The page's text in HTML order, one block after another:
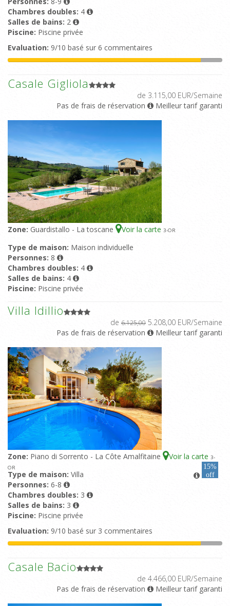
Chambres doubles: 4
Salles de bains: 2
Piscine: Piscine privée
Evaluation: 9/10 basé sur 6 commentaires
Casale Gigliola
de 3.115,00 EUR/Semaine
Pas de frais de réservation
Meilleur tarif garanti
Zone: Guardistallo - La toscane Voir la carte 3-OR
Type de maison: Maison individuelle
Personnes: 8
Chambres doubles: 4
Salles de bains: 4
Piscine: Piscine privée
Villa Idillio
de 6.125,00 5.208,00 EUR/Semaine
Pas de frais de réservation
Meilleur tarif garanti
Zone: Piano di Sorrento - La Côte Amalfitaine Voir la carte 3-
OR
15%
off
Type de maison: Villa
Personnes: 6-8
Chambres doubles: 3
Salles de bains: 3
Piscine: Piscine privée
Evaluation: 9/10 basé sur 3 commentaires
Casale Bacio
de 4.466,00 EUR/Semaine
Pas de frais de réservation
Meilleur tarif garanti